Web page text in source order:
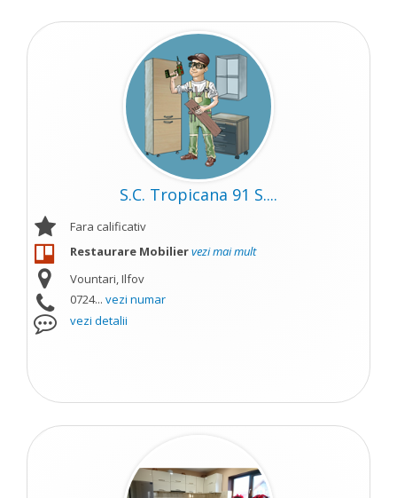
S.C. Tropicana 91 S....
Fara calificativ
Restaurare Mobiliervezi mai mult
Vountari, Ilfov
0724... vezi numar
vezi detalii